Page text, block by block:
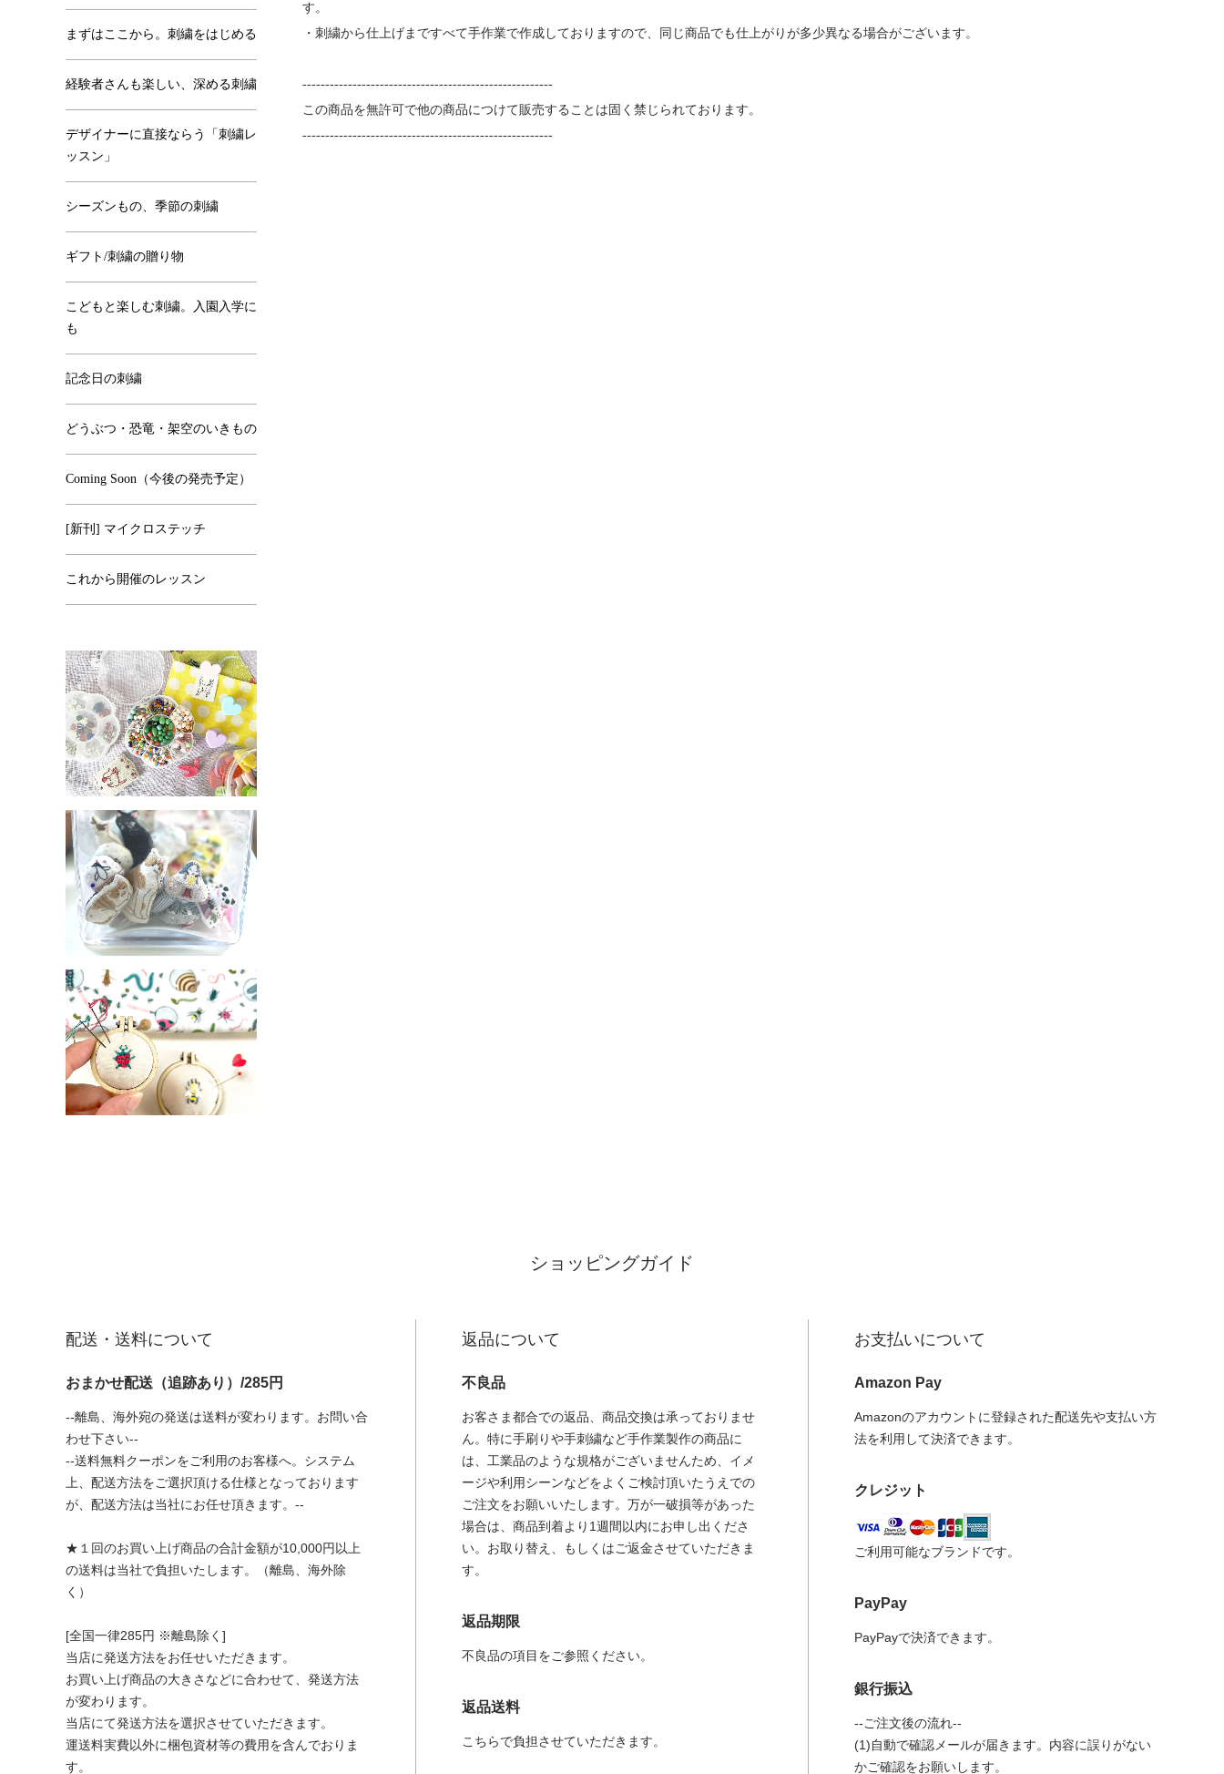
す。
・刺繍から仕上げまですべて手作業で作成しておりますので、同じ商品でも仕上がりが多少異なる場合がございます。
-------------------------------------------------------
この商品を無許可で他の商品につけて販売することは固く禁じられております。
-------------------------------------------------------
まずはここから。刺繍をはじめる
経験者さんも楽しい、深める刺繍
デザイナーに直接ならう「刺繍レ
ッスン」
シーズンもの、季節の刺繍
ギフト/刺繍の贈り物
こどもと楽しむ刺繍。入園入学に
も
記念日の刺繍
どうぶつ・恐竜・架空のいきもの
Coming Soon（今後の発売予定）
[新刊] マイクロステッチ
これから開催のレッスン
ショッピングガイド
配送・送料について
おまかせ配送（追跡あり）/285円
--離島、海外宛の発送は送料が変わります。お問い合
わせ下さい--
--送料無料クーポンをご利用のお客様へ。システム
上、配送方法をご選択頂ける仕様となっております
が、配送方法は当社にお任せ頂きます。--
★１回のお買い上げ商品の合計金額が10,000円以上
の送料は当社で負担いたします。（離島、海外除
く）
[全国一律285円 ※離島除く]
当店に発送方法をお任せいただきます。
お買い上げ商品の大きさなどに合わせて、発送方法
が変わります。
当店にて発送方法を選択させていただきます。
運送料実費以外に梱包資材等の費用を含んでおりま
す。
返品について
不良品
お客さま都合での返品、商品交換は承っておりませ
ん。特に手刷りや手刺繍など手作業製作の商品に
は、工業品のような規格がございませんため、イメ
ージや利用シーンなどをよくご検討頂いたうえでの
ご注文をお願いいたします。万が一破損等があった
場合は、商品到着より1週間以内にお申し出くださ
い。お取り替え、もしくはご返金させていただきま
す。
返品期限
不良品の項目をご参照ください。
返品送料
こちらで負担させていただきます。
お支払いについて
Amazon Pay
Amazonのアカウントに登録された配送先や支払い方
法を利用して決済できます。
クレジット
ご利用可能なブランドです。
PayPay
PayPayで決済できます。
銀行振込
--ご注文後の流れ--
(1)自動で確認メールが届きます。内容に誤りがない
かご確認をお願いします。